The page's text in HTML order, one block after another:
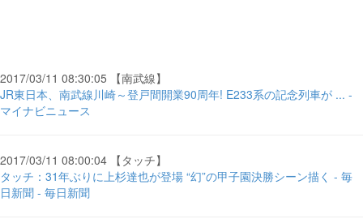
2017/03/11 08:30:05 【南武線】
JR東日本、南武線川崎～登戸間開業90周年! E233系の記念列車が ... -
マイナビニュース
2017/03/11 08:00:04 【タッチ】
タッチ：31年ぶりに上杉達也が登場 “幻”の甲子園決勝シーン描く - 毎
日新聞 - 毎日新聞